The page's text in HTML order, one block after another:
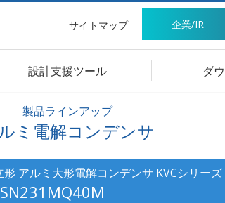
サイトマップ 企業/IR
設計支援ツール ダ
製品ラインアップ
ミ電解コンデンサ
アルミ大形電解コンデンサ KVCシリーズ